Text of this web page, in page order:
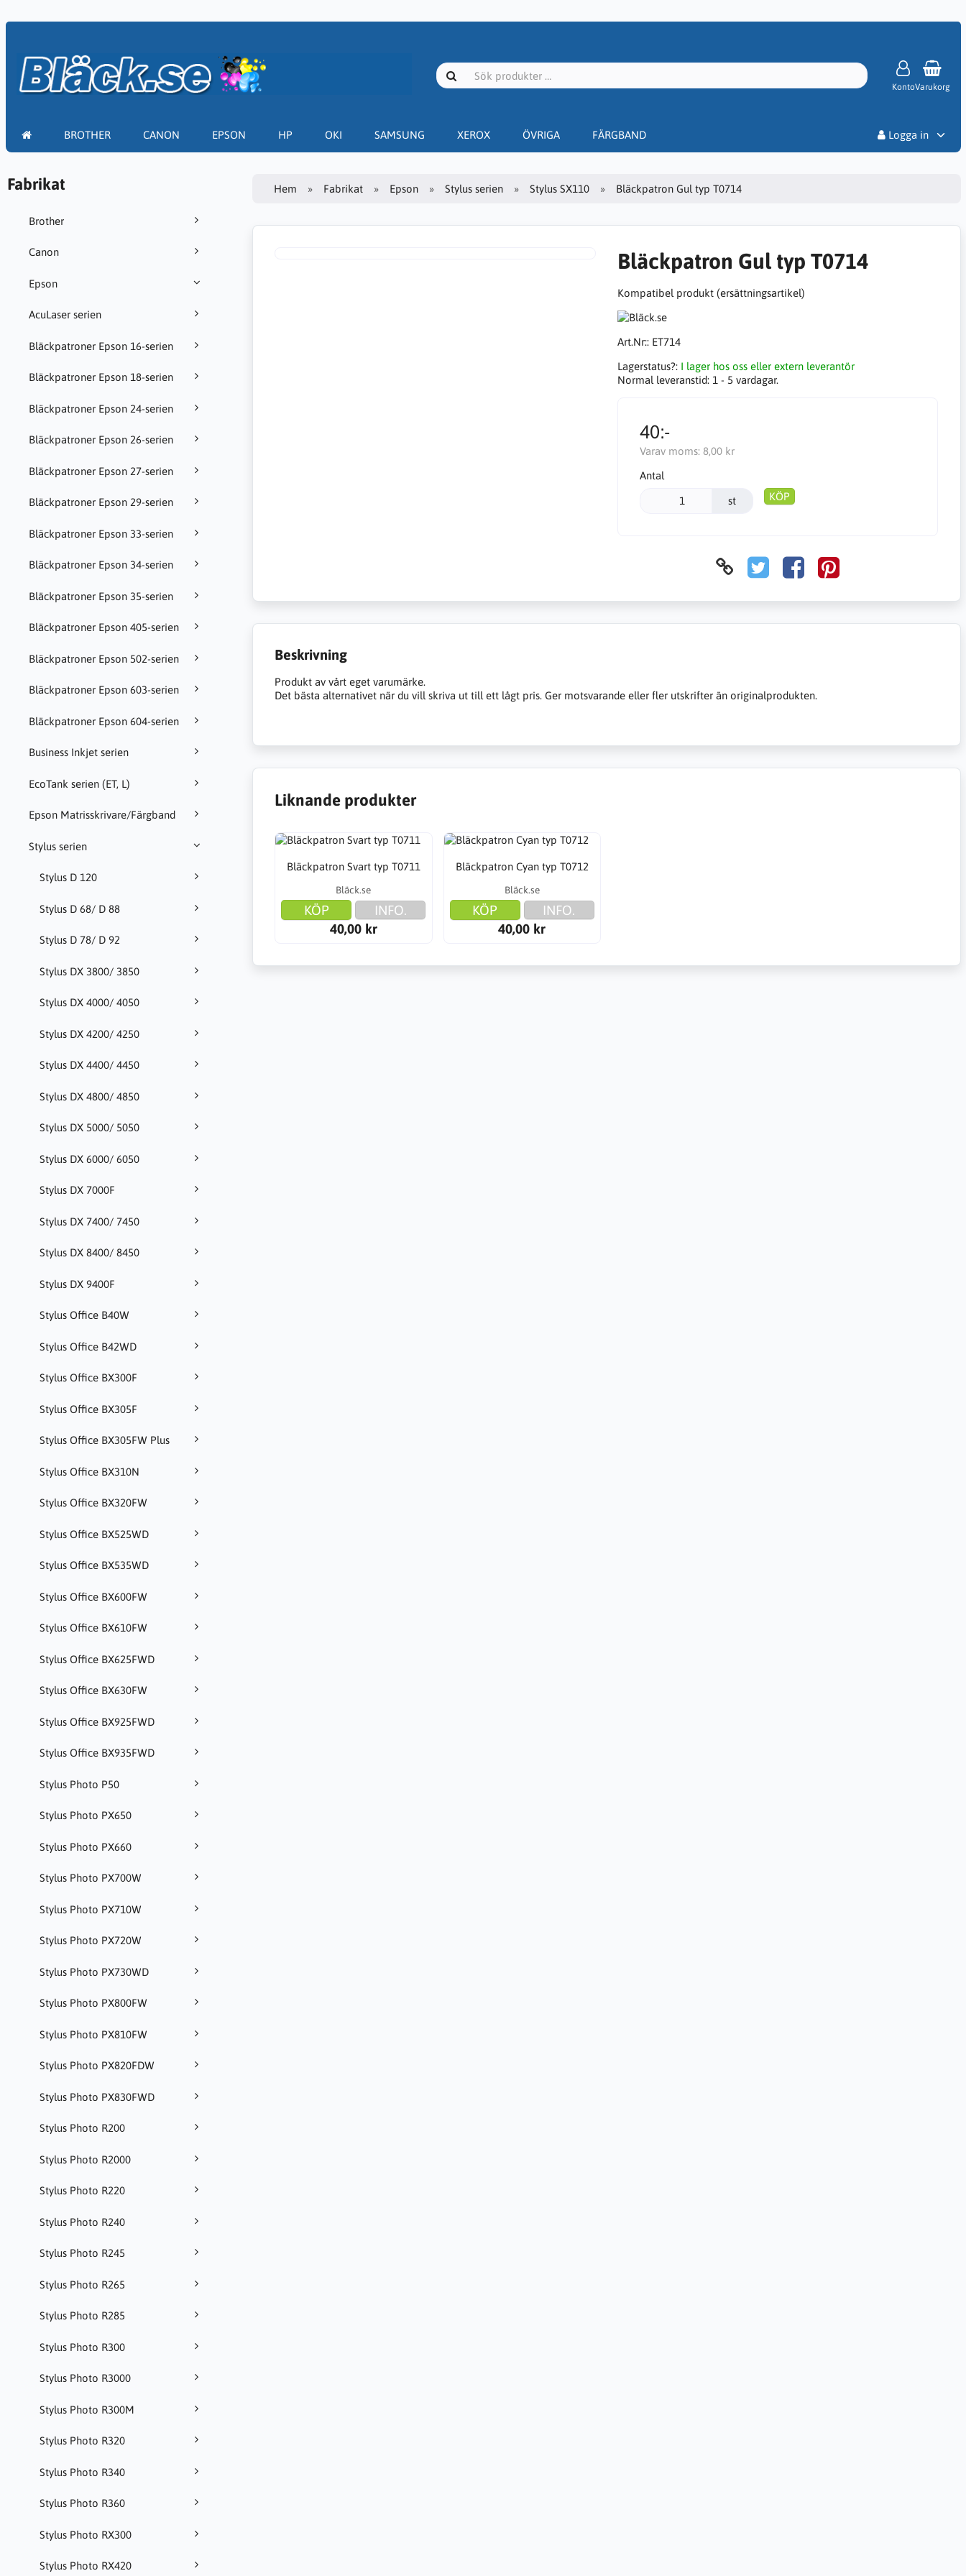
KontoVarukorg
BROTHER CANON EPSON HP OKI SAMSUNG XEROX ÖVRIGA FÄRGBAND
Logga in
Fabrikat
Brother
Canon
Epson
AcuLaser serien
Bläckpatroner Epson 16-serien
Bläckpatroner Epson 18-serien
Bläckpatroner Epson 24-serien
Bläckpatroner Epson 26-serien
Bläckpatroner Epson 27-serien
Bläckpatroner Epson 29-serien
Bläckpatroner Epson 33-serien
Bläckpatroner Epson 34-serien
Bläckpatroner Epson 35-serien
Bläckpatroner Epson 405-serien
Bläckpatroner Epson 502-serien
Bläckpatroner Epson 603-serien
Bläckpatroner Epson 604-serien
Business Inkjet serien
EcoTank serien (ET, L)
Epson Matrisskrivare/Färgband
Stylus serien
Stylus D 120
Stylus D 68/ D 88
Stylus D 78/ D 92
Stylus DX 3800/ 3850
Stylus DX 4000/ 4050
Stylus DX 4200/ 4250
Stylus DX 4400/ 4450
Stylus DX 4800/ 4850
Stylus DX 5000/ 5050
Stylus DX 6000/ 6050
Stylus DX 7000F
Stylus DX 7400/ 7450
Stylus DX 8400/ 8450
Stylus DX 9400F
Stylus Office B40W
Stylus Office B42WD
Stylus Office BX300F
Stylus Office BX305F
Stylus Office BX305FW Plus
Stylus Office BX310N
Stylus Office BX320FW
Stylus Office BX525WD
Stylus Office BX535WD
Stylus Office BX600FW
Stylus Office BX610FW
Stylus Office BX625FWD
Stylus Office BX630FW
Stylus Office BX925FWD
Stylus Office BX935FWD
Stylus Photo P50
Stylus Photo PX650
Stylus Photo PX660
Stylus Photo PX700W
Stylus Photo PX710W
Stylus Photo PX720W
Stylus Photo PX730WD
Stylus Photo PX800FW
Stylus Photo PX810FW
Stylus Photo PX820FDW
Stylus Photo PX830FWD
Stylus Photo R200
Stylus Photo R2000
Stylus Photo R220
Stylus Photo R240
Stylus Photo R245
Stylus Photo R265
Stylus Photo R285
Stylus Photo R300
Stylus Photo R3000
Stylus Photo R300M
Stylus Photo R320
Stylus Photo R340
Stylus Photo R360
Stylus Photo RX300
Stylus Photo RX420
Hem Fabrikat Epson Stylus serien Stylus SX110 Bläckpatron Gul typ T0714
Bläckpatron Gul typ T0714
Kompatibel produkt (ersättningsartikel)
Art.Nr:: ET714
Lagerstatus?: I lager hos oss eller extern leverantör
Normal leveranstid: 1 - 5 vardagar.
40:-
Varav moms: 8,00 kr
Antal
st KÖP
Beskrivning
Produkt av vårt eget varumärke.
Det bästa alternativet när du vill skriva ut till ett lågt pris. Ger motsvarande eller fler utskrifter än originalprodukten.
Liknande produkter
Bläckpatron Svart typ T0711
Bläck.se
KÖP
INFO.
40,00 kr
Bläckpatron Cyan typ T0712
Bläck.se
KÖP
INFO.
40,00 kr